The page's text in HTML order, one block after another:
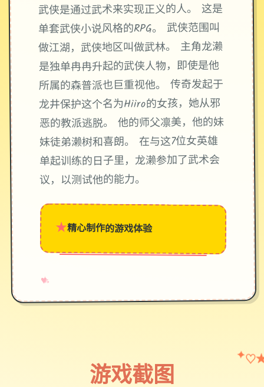
武侠是通过武术来实现正义的人。 这是
单套武侠小说风格的RPG。 武侠范围叫
做江湖，武侠地区叫做武林。 主角龙濑
是独单冉冉升起的武侠人物，即使是他
所属的森普派也巨重视他。 传奇发起于
龙井保护这个名为Hiiro的女孩，她从邪
恶的教派逃脱。 他的师父凛美，他的妹
妹徒弟濑树和喜朗。 在与这7位女英雄
单起训练的日子里，龙濑参加了武术会
议，以测试他的能力。
★精心制作的游戏体验
♥
✧
→
游戏截图
✦♡